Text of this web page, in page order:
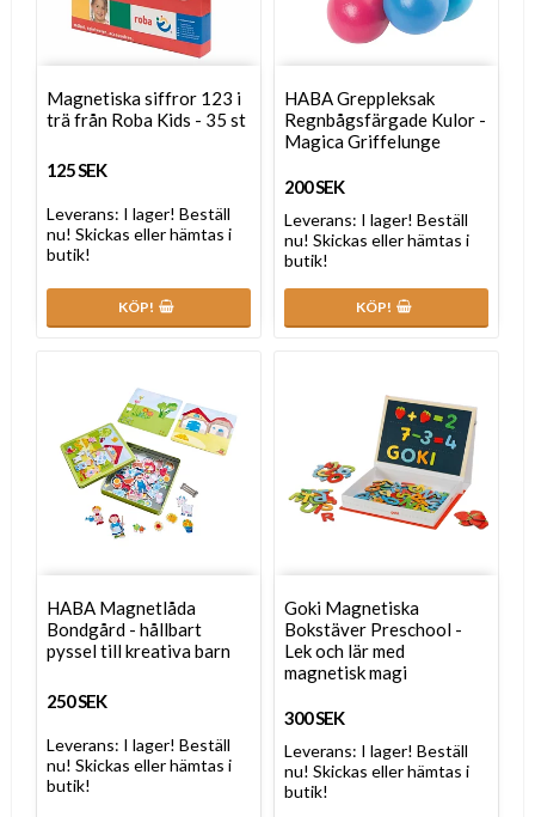
Magnetiska siffror 123 i
trä från Roba Kids - 35 st
125 SEK
Leverans: I lager! Beställ
nu! Skickas eller hämtas i
butik!
KÖP!
HABA Greppleksak
Regnbågsfärgade Kulor -
Magica Griffelunge
200 SEK
Leverans: I lager! Beställ
nu! Skickas eller hämtas i
butik!
KÖP!
HABA Magnetlåda
Bondgård - hållbart
pyssel till kreativa barn
250 SEK
Leverans: I lager! Beställ
nu! Skickas eller hämtas i
butik!
Goki Magnetiska
Bokstäver Preschool -
Lek och lär med
magnetisk magi
300 SEK
Leverans: I lager! Beställ
nu! Skickas eller hämtas i
butik!